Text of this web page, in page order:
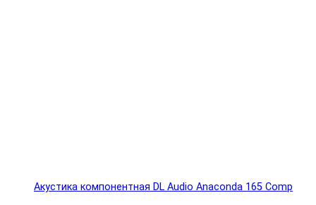
Акустика компонентная DL Audio Anaconda 165 Comp